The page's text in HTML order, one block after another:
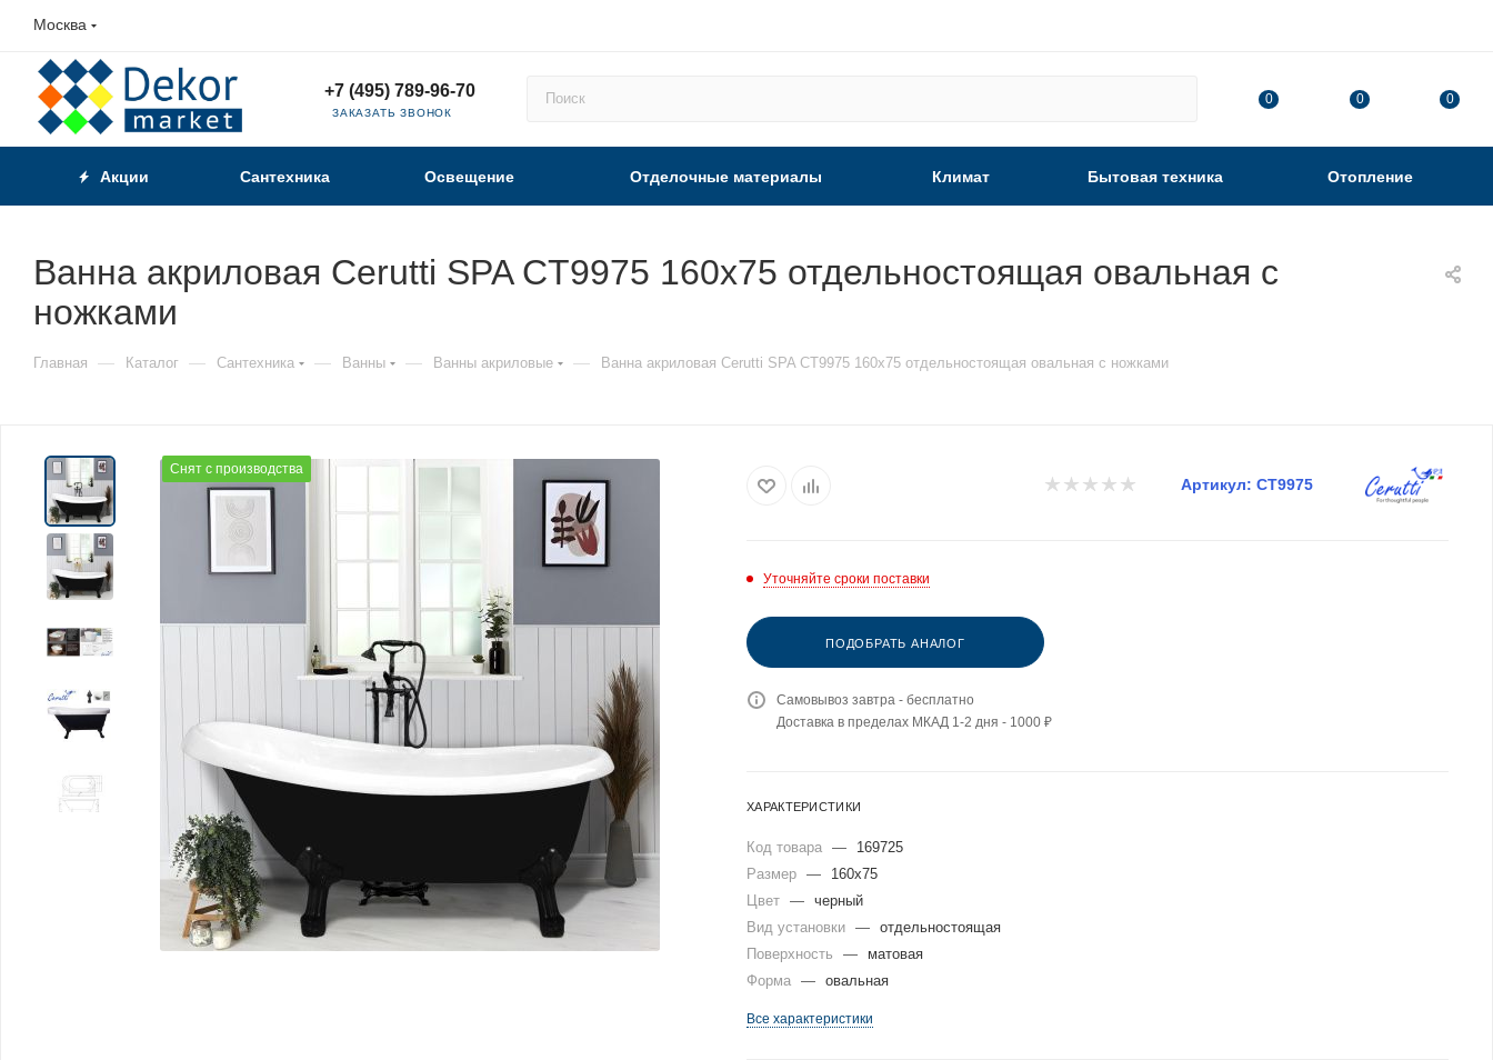
Москва
+7 (495) 789-96-70
ЗАКАЗАТЬ ЗВОНОК
0 0 0
Акции Сантехника Освещение Отделочные материалы Климат Бытовая техника Отопление
Ванна акриловая Cerutti SPA CT9975 160х75 отдельностоящая овальная с
ножками
Главная — Каталог — Сантехника — Ванны — Ванны акриловые — Ванна акриловая Cerutti SPA CT9975 160х75 отдельностоящая овальная с ножками
Снят с производства
Артикул: CT9975
Уточняйте сроки поставки
ПОДОБРАТЬ АНАЛОГ
Самовывоз завтра - бесплатно
Доставка в пределах МКАД 1-2 дня - 1000 ₽
ХАРАКТЕРИСТИКИ
Код товара —
169725
Размер —
160x75
Цвет — черный
Вид установки — отдельностоящая
Поверхность
—
матовая
Форма — овальная
Все характеристики